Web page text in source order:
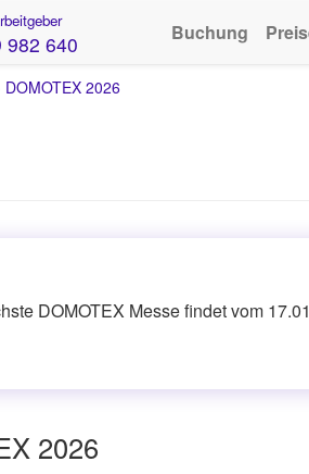
982 640 Buchung
DOMOTEX 2026
DOMOTEX Messe findet vom
2026